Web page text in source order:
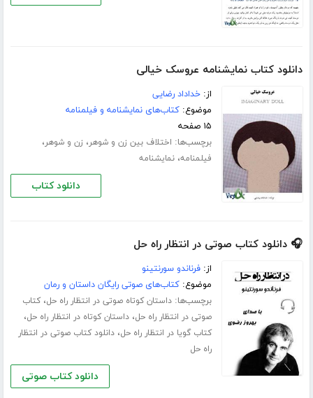
دانلود کتاب نمایشنامه عروسک خیالی
از:خداداد رضایی
موضوع:کتاب‌های نمایشنامه و فیلمنامه
۱۵ صفحه
برچسب‌ها: اختلاف بین زن و شوهر، زن و شوهر،
فیلمنامه،نمایشنامه
دانلود کتاب
🎧 دانلود کتاب صوتی در انتظار راه حل
از:فرناندو سورنتینو
موضوع:کتاب‌های صوتی رایگان داستان و رمان
برچسب‌ها:داستان کوتاه صوتی در انتظار راه حل،کتاب
صوتی در انتظار راه حل،داستان کوتاه در انتظار راه حل،
کتاب گویا در انتظار راه حل،دانلود کتاب صوتی در انتظار
راه حل
دانلود کتاب صوتی